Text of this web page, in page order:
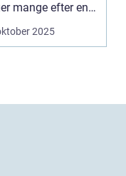
mange efter en
2025